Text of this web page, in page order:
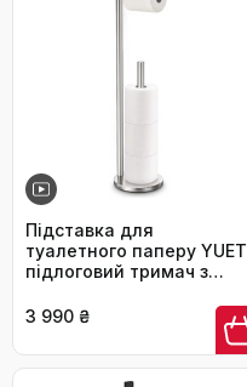
Підставка для
туалетного паперу YUET,
підлоговий тримач з
рулонів, аксесуар для
сріблястий
3 990 ₴